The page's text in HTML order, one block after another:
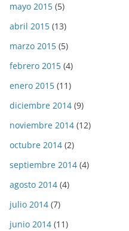
mayo 2015 (5)
abril 2015 (13)
marzo 2015 (5)
febrero 2015 (4)
enero 2015 (11)
diciembre 2014 (9)
noviembre 2014 (12)
octubre 2014 (2)
septiembre 2014 (4)
agosto 2014 (4)
julio 2014 (7)
junio 2014 (11)